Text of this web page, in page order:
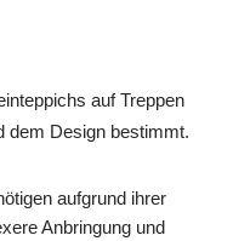
auf Treppen
dem Design bestimmt.
aufgrund ihrer
Anbringung und